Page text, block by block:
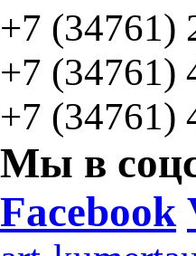
+7 (34761)
+7 (34761)
+7 (34761)
Мы в
Facebook